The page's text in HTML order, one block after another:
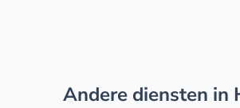
Andere diensten in